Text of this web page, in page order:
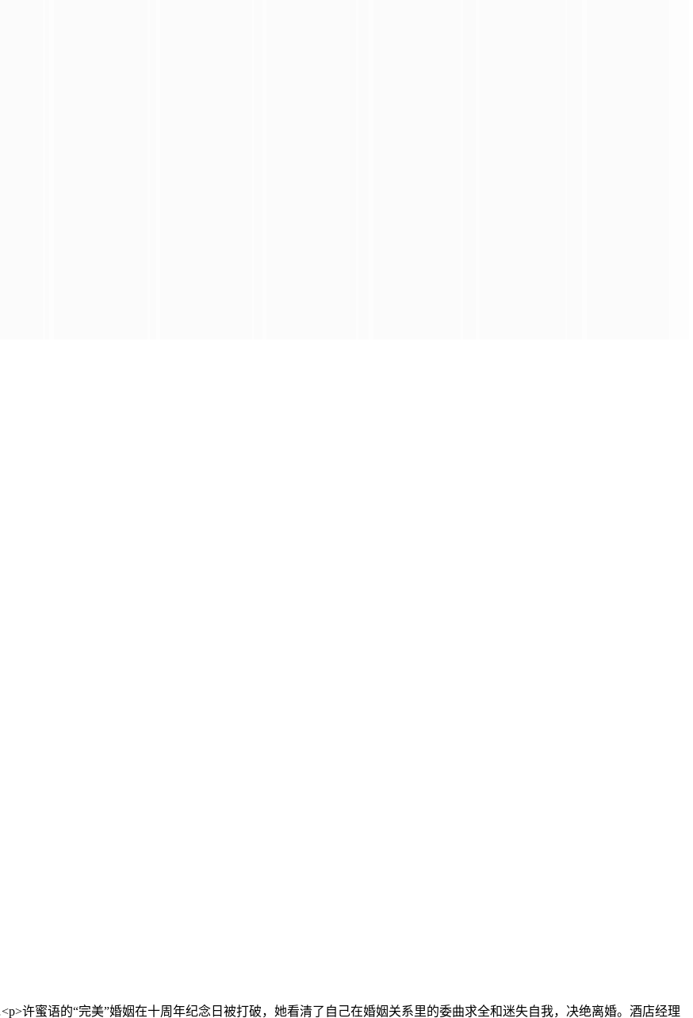
<p>许蜜语的“完美”婚姻在十周年纪念日被打破，她看清了自己在婚姻关系里的委曲求全和迷失自我，决绝离婚。酒店经理